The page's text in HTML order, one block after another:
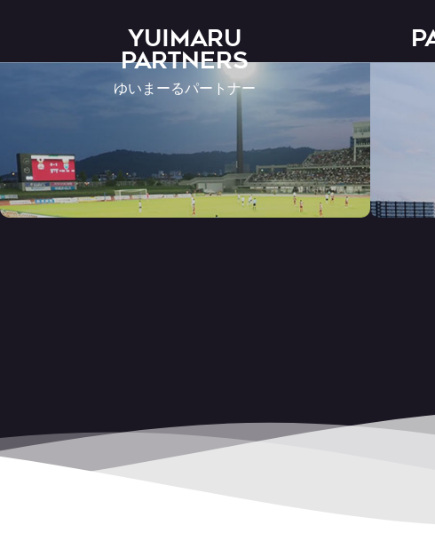
YUIMARU
Partners
ゆいまーるパートナー